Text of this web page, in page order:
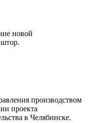
новой
производством
проекта
в Челябинске.